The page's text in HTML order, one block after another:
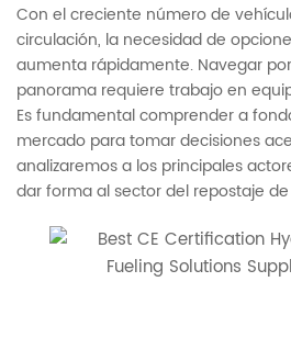
Con el creciente número de
circulación, la necesidad de
aumenta rápidamente. Navegar
panorama requiere trabajo en
Es fundamental comprender a
mercado para tomar decisiones
analizaremos a los principales
dar forma al sector del repostaje